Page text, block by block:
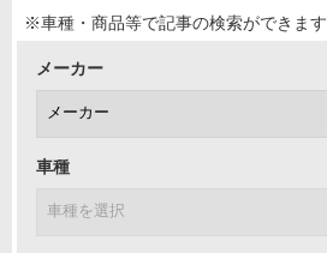
※車種・商品等で記事の検索ができます
メーカー
車種